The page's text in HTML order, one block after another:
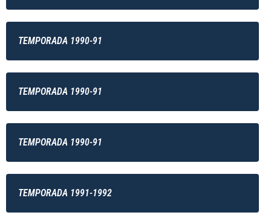
TEMPORADA 1990-91
TEMPORADA 1990-91
TEMPORADA 1990-91
TEMPORADA 1991-1992